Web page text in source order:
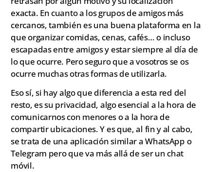
exacta. En cuanto a los grupos de amigos más
cercanos, también es una buena plataforma en la
que organizar comidas, cenas, cafés… o incluso
escapadas entre amigos y estar siempre al día de
lo que ocurre. Pero seguro que a vosotros se os
ocurre muchas otras formas de utilizarla.
Eso sí, si hay algo que diferencia a esta red del
resto, es su privacidad, algo esencial a la hora de
comunicarnos con menores o a la hora de
compartir ubicaciones. Y es que, al fin y al cabo,
se trata de una aplicación similar a WhatsApp o
Telegram pero que va más allá de ser un chat
móvil.